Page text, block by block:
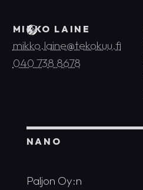
MIKKO LAINE
mikko.laine@tekokuu.fi
040 738 8678
NANO
Paljon Oy:n